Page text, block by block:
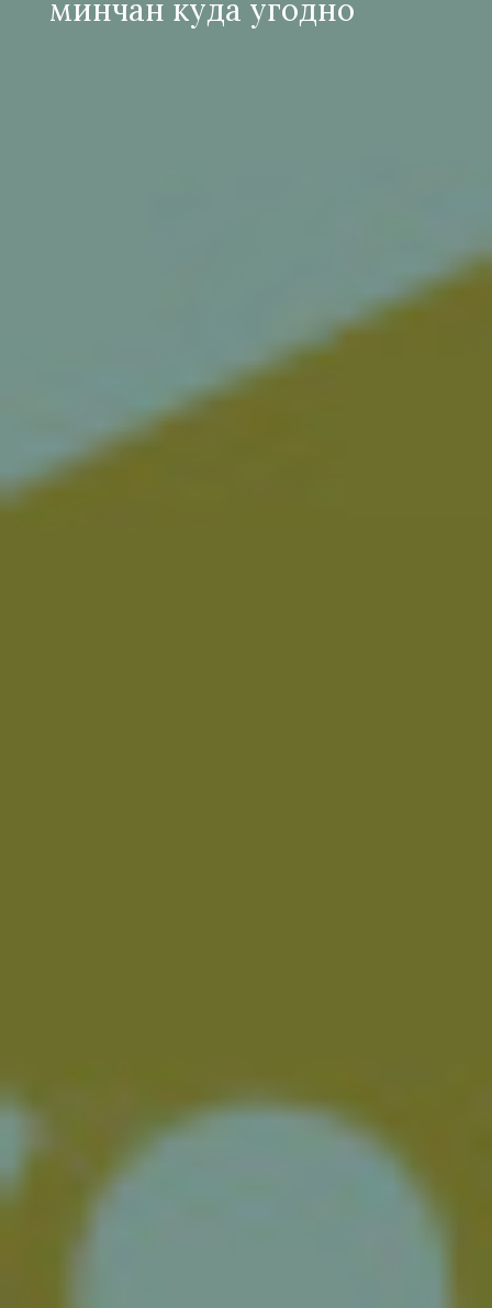
минчан куда угодно